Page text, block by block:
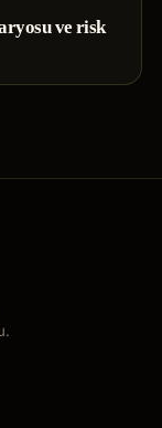
ve risk